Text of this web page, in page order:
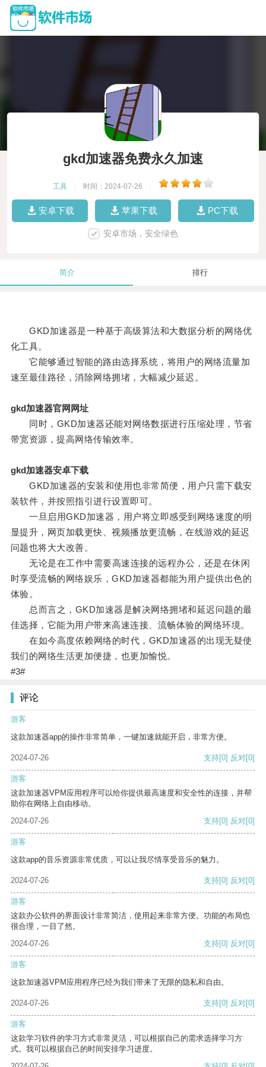
gkd加速器免费永久加速
工具 时间：2024-07-26
安卓下载 苹果下载 PC下载
安卓市场，安全绿色
简介 排行
GKD加速器是一种基于高级算法和大数据分析的网络优
化工具。
它能够通过智能的路由选择系统，将用户的网络流量加
速至最佳路径，消除网络拥堵，大幅减少延迟。
gkd加速器官网网址
同时，GKD加速器还能对网络数据进行压缩处理，节省
带宽资源，提高网络传输效率。
gkd加速器安卓下载
GKD加速器的安装和使用也非常简便，用户只需下载安
装软件，并按照指引进行设置即可。
一旦启用GKD加速器，用户将立即感受到网络速度的明
显提升，网页加载更快、视频播放更流畅，在线游戏的延迟
问题也将大大改善。
无论是在工作中需要高速连接的远程办公，还是在休闲
时享受流畅的网络娱乐，GKD加速器都能为用户提供出色的
体验。
总而言之，GKD加速器是解决网络拥堵和延迟问题的最
佳选择，它能为用户带来高速连接、流畅体验的网络环境。
在如今高度依赖网络的时代，GKD加速器的出现无疑使
我们的网络生活更加便捷，也更加愉悦。
#3#
评论
游客
这款加速器app的操作非常简单，一键加速就能开启，非常方便。
2024-07-26 支持[0] 反对[0]
游客
这款加速器VPM应用程序可以给你提供最高速度和安全性的连接，并帮
助你在网络上自由移动。
2024-07-26
支持[0] 反对[0]
游客
这款app的音乐资源非常优质，可以让我尽情享受音乐的魅力。
2024-07-26 支持[0] 反对[0]
游客
这款办公软件的界面设计非常简洁，使用起来非常方便。功能的布局也
很合理，一目了然。
2024-07-26
支持[0] 反对[0]
游客
这款加速器VPM应用程序已经为我们带来了无限的隐私和自由。
2024-07-26 支持[0] 反对[0]
游客
这款学习软件的学习方式非常灵活，可以根据自己的需求选择学习方
式。我可以根据自己的时间安排学习进度。